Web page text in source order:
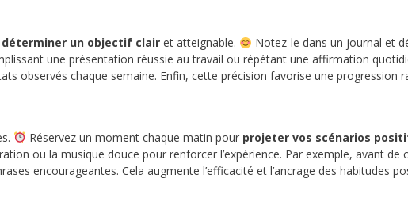
déterminer un objectif clair et atteignable. Notez-le dans un journal et
une présentation réussie au travail ou répétant une affirmation
observés chaque semaine. Enfin, cette précision favorise une progression
Réservez un moment chaque matin pour projeter vos scénarios
ou la musique douce pour renforcer l’expérience. Par exemple, avant de
encourageantes. Cela augmente l’efficacité et l’ancrage des habitudes